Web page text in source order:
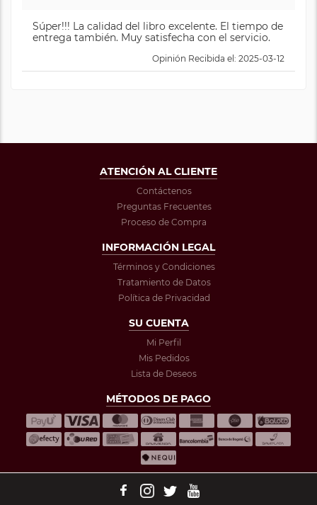
Súper!!! La calidad del libro excelente. El tiempo de
entrega también. Muy satisfecha con el servicio.
Opinión Recibida el: 2025-03-12
ATENCIÓN AL CLIENTE
Contáctenos
Preguntas Frecuentes
Proceso de Compra
INFORMACIÓN LEGAL
Términos y Condiciones
Tratamiento de Datos
Política de Privacidad
SU CUENTA
Mi Perfil
Mis Pedidos
Lista de Deseos
MÉTODOS DE PAGO